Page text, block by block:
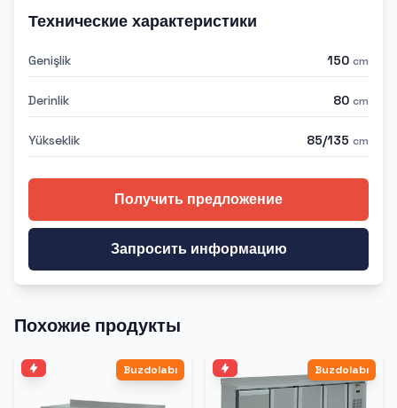
Технические характеристики
Genişlik 150 cm
Derinlik 80 cm
Yükseklik 85/135 cm
Получить предложение
Запросить информацию
Похожие продукты
Buzdolabı Buzdolabı